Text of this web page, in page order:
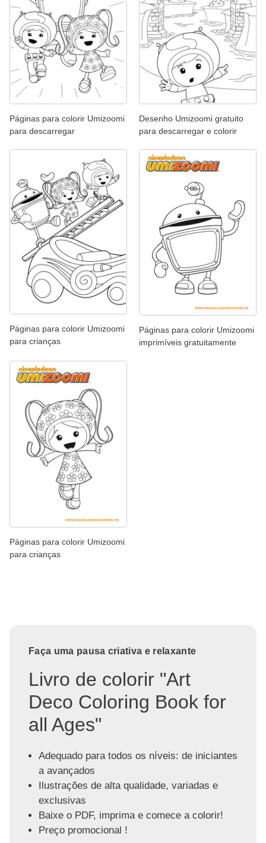
Páginas para colorir Umizoomi
para descarregar
Desenho Umizoomi gratuito
para descarregar e colorir
Páginas para colorir Umizoomi
para crianças
Páginas para colorir Umizoomi
imprimíveis gratuitamente
Páginas para colorir Umizoomi
para crianças
Faça uma pausa criativa e relaxante
Livro de colorir "Art
Deco Coloring Book for
all Ages"
Adequado para todos os níveis: de iniciantes
a avançados
Ilustrações de alta qualidade, variadas e
exclusivas
Baixe o PDF, imprima e comece a colorir!
Preço promocional !